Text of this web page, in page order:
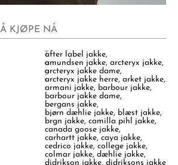
KJØPE NÅ
T
a
g
s
:
after label jakke,
amundsen jakke, arcteryx jakke,
arcteryx jakke dame,
arcteryx jakke herre, arket jakke,
armani jakke, barbour jakke,
barbour jakke dame,
bergans jakke,
bjørn dæhlie jakke, blæst jakke,
brgn jakke, camilla pihl jakke,
canada goose jakke,
carhartt jakke, caya jakke,
cedrico jakke, college jakke,
colmar jakke, dæhlie jakke,
didrikson jakke, didriksons jakke